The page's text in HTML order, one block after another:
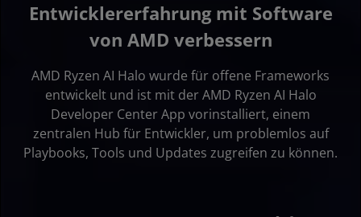
Entwicklererfahrung mit Software
von AMD verbessern
AMD Ryzen AI Halo wurde für offene Frameworks
entwickelt und ist mit der AMD Ryzen AI Halo
Developer Center App vorinstalliert, einem
zentralen Hub für Entwickler, um problemlos auf
Playbooks, Tools und Updates zugreifen zu können.